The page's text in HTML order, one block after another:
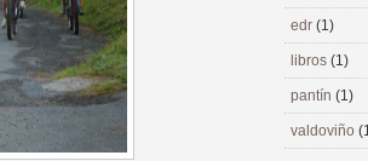
edr (1)
libros (1)
pantín (1)
valdoviño